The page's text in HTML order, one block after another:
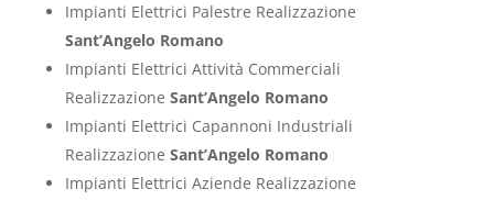
Impianti Elettrici Palestre Realizzazione
Sant’Angelo Romano
Impianti Elettrici Attività Commerciali
Realizzazione Sant’Angelo Romano
Impianti Elettrici Capannoni Industriali
Realizzazione Sant’Angelo Romano
Impianti Elettrici Aziende Realizzazione